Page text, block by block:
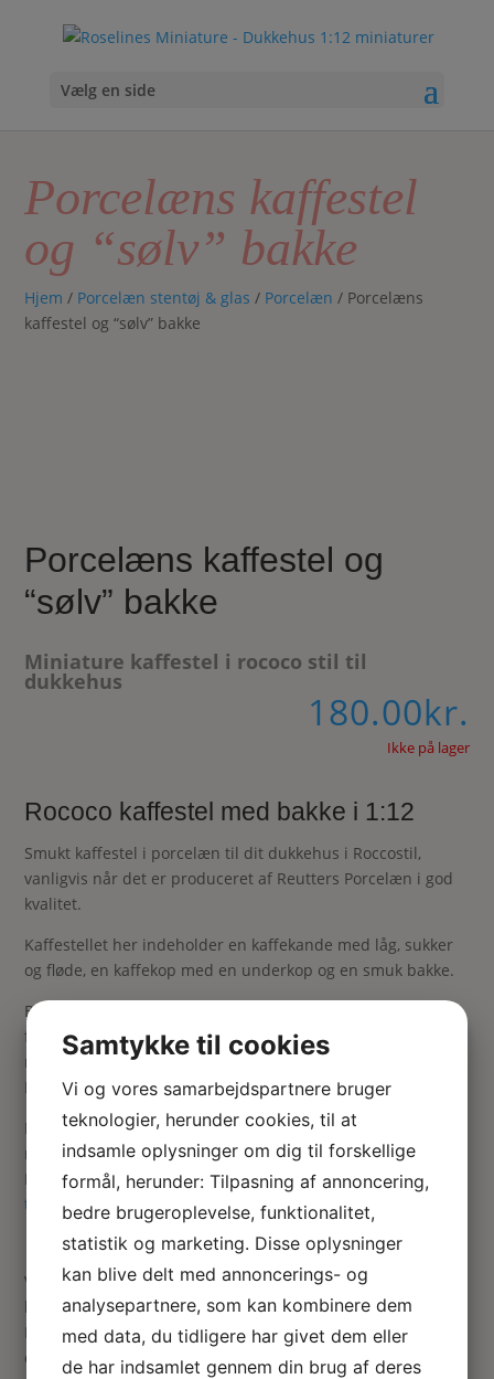
Vælg en side
Porcelæns kaffestel
og “sølv” bakke
Hjem / Porcelæn stentøj & glas / Porcelæn / Porcelæns
kaffestel og “sølv” bakke
Porcelæns kaffestel og
“sølv” bakke
Miniature kaffestel i rococo stil til
dukkehus
180.00kr.
Ikke på lager
Rococo kaffestel med bakke i 1:12
Smukt kaffestel i porcelæn til dit dukkehus i Roccostil,
vanligvis når det er produceret af Reutters Porcelæn i god
kvalitet.
Kaffestellet her indeholder en kaffekande med låg, sukker
og fløde, en kaffekop med en underkop og en smuk bakke.
Bakken er flot dekoreret med et Rococo motiv, så den
fortjener at stå til dekoration, op ad et eller andet, så
motivet kan ses.
Måske op ad et af bordbenene på kaffebordet?
Hvis du ønsker et Rococo kaffestel til at servere
morgenkaffen på sengen, så har jeg ogsådette søde stel
Her kan du også få lidtinspiration til hvad du kan servere
til morgenmadpå sengen 🙂
Vær den første til at anmelde “Porcelæns kaffestel og “sølv”
bakke”
Din e-mailadresse vil ikke blive publiceret. Krævede felter
er markeret med
Samtykke til cookies
Vi og vores samarbejdspartnere bruger
teknologier, herunder cookies, til at
indsamle oplysninger om dig til forskellige
formål, herunder: Tilpasning af annoncering,
bedre brugeroplevelse, funktionalitet,
statistik og marketing. Disse oplysninger
kan blive delt med annoncerings- og
analysepartnere, som kan kombinere dem
med data, du tidligere har givet dem eller
de har indsamlet gennem din brug af deres